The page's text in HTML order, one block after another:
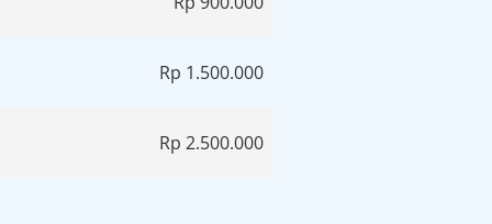
Rp 1.500.000
Rp 2.500.000